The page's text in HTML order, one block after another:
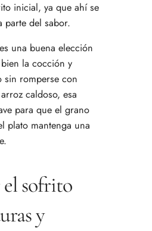
inicial, ya que ahí se
parte del sabor.
es una buena elección
la cocción y
sin romperse con
caldoso, esa
para que el grano
plato mantenga una
sofrito
y